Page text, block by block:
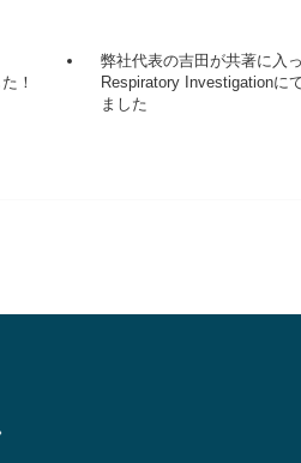
！
弊社代表の吉田が共著に入
Respiratory Investigationに
ました